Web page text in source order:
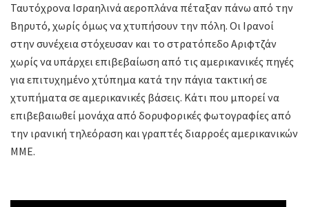
Ταυτόχρονα Ισραηλινά αεροπλάνα πέταξαν πάνω από την
Βηρυτό, χωρίς όμως να χτυπήσουν την πόλη. Οι Ιρανοί
στην συνέχεια στόχευσαν και το στρατόπεδο Αριφτζάν
χωρίς να υπάρχει επιβεβαίωση από τις αμερικανικές πηγές
για επιτυχημένο χτύπημα κατά την πάγια τακτική σε
χτυπήματα σε αμερικανικές βάσεις. Κάτι που μπορεί να
επιβεβαιωθεί μονάχα από δορυφορικές φωτογραφίες από
την ιρανική τηλεόραση και γραπτές διαρροές αμερικανικών
ΜΜΕ.